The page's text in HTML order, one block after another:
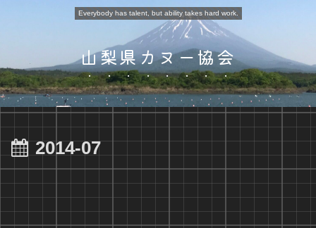
Everybody has talent, but ability takes hard work.
山梨県カヌー協会
2014-07